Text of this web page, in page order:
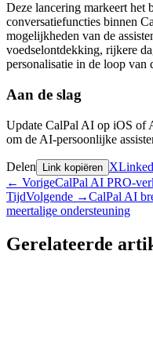
Deze lancering markeert het
conversatiefuncties binnen
mogelijkheden van de
voedselontdekking, rijkere
personalisatie in de loop van
Aan de slag
Update CalPal AI op iOS of
om de AI-persoonlijke
Delen Link kopiëren X
← VorigeCalPal AI PRO-
TijdVolgende →CalPal AI
meertalige ondersteuning
Gerelateerde